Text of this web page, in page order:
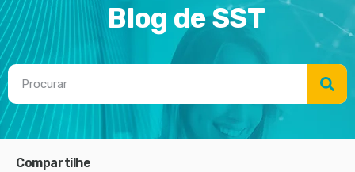
Blog de SST
Compartilhe